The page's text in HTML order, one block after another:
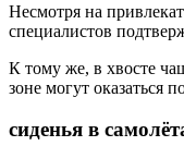
Несмотря на
специалистов
К тому же, в хвосте
зоне могут оказаться
сиденья в